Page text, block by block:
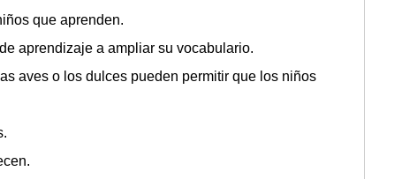
que aprenden.
aprendizaje a ampliar su vocabulario.
aves o los dulces pueden permitir que los niños